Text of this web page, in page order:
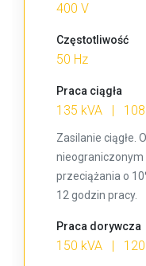
400 V
Częstotliwość
50 Hz
Praca ciągła
135 kVA | 108
Zasilanie ciągłe.
nieograniczonym
przeciążania o
12 godzin pracy.
Praca dorywcza
150 kVA | 120